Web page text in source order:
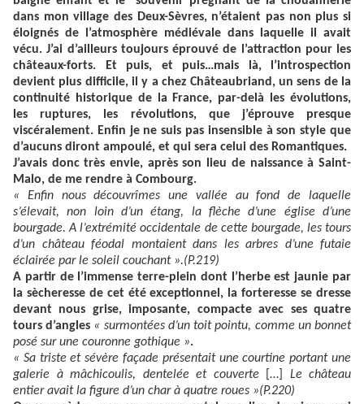
dans mon village des Deux-Sèvres, n’étaient pas non plus si
éloignés de l’atmosphère médiévale dans laquelle il avait
vécu. J’ai d’ailleurs toujours éprouvé de l’attraction pour les
châteaux-forts. Et puis, et puis…mais là, l’introspection
devient plus difficile, il y a chez Châteaubriand, un sens de la
continuité historique de la France, par-delà les évolutions,
les ruptures, les révolutions, que j’éprouve presque
viscéralement. Enfin je ne suis pas insensible à son style que
d’aucuns diront ampoulé, et qui sera celui des Romantiques.
J’avais donc très envie, après son lieu de naissance à Saint-
Malo, de me rendre à Combourg.
« Enfin nous découvrîmes une vallée au fond de laquelle
s’élevait, non loin d’un étang, la flèche d’une église d’une
bourgade. A l’extrémité occidentale de cette bourgade, les tours
d’un château féodal montaient dans les arbres d’une futaie
éclairée par le soleil couchant ».(P.219)
A partir de l’immense terre-plein dont l’herbe est jaunie par
la sècheresse de cet été exceptionnel, la forteresse se dresse
devant nous grise, imposante, compacte avec ses quatre
tours d’angles « surmontées d’un toit pointu, comme un bonnet
posé sur une couronne gothique ».
« Sa triste et sévère façade présentait une courtine portant une
galerie à mâchicoulis, dentelée et couverte[…]
Le château
entier avait la figure d’un char à quatre roues »(P.220)